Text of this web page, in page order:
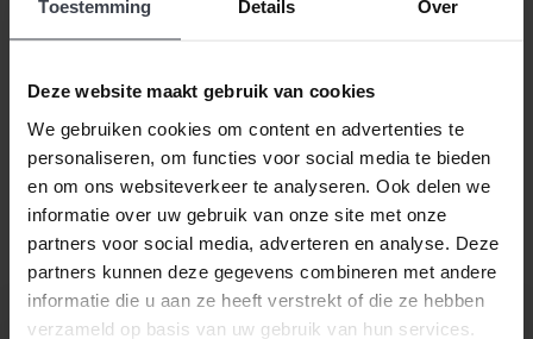
Toestemming Details Over
Deze website maakt gebruik van cookies
We gebruiken cookies om content en advertenties te
personaliseren, om functies voor social media te bieden
en om ons websiteverkeer te analyseren. Ook delen we
informatie over uw gebruik van onze site met onze
partners voor social media, adverteren en analyse. Deze
partners kunnen deze gegevens combineren met andere
informatie die u aan ze heeft verstrekt of die ze hebben
verzameld op basis van uw gebruik van hun services.
de dag dat uw offerte getekend is -ongeacht de
of aannemers. Op zoek naar nóg meer gemak voor
een goede prijs, laat dan je stucwerk, pleisterwerk of
spuitwerk voordelig op maat inmeten en realiseren.
Gewoon bij u thuis, voor een echte Slegers
Spuitwerken prijs.